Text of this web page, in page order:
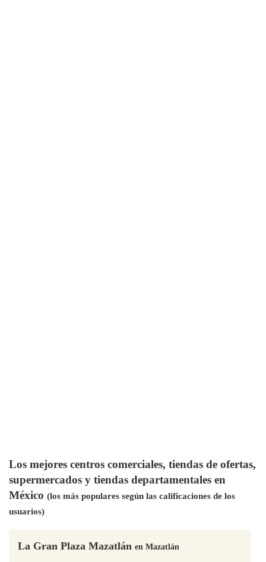
Los mejores centros comerciales, tiendas de ofertas,
supermercados y tiendas departamentales en
México (los más populares según las calificaciones de los
usuarios)
La Gran Plaza Mazatlán en Mazatlán